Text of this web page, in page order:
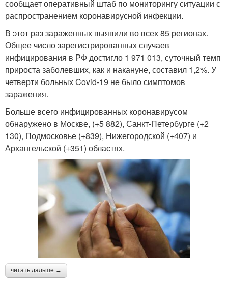
сообщает оперативный штаб по мониторингу ситуации с
распространением коронавирусной инфекции.
В этот раз зараженных выявили во всех 85 регионах.
Общее число зарегистрированных случаев
инфицирования в РФ достигло 1 971 013, суточный темп
прироста заболевших, как и накануне, составил 1,2%. У
четверти больных Covid-19 не было симптомов
заражения.
Больше всего инфицированных коронавирусом
обнаружено в Москве, (+5 882), Санкт-Петербурге (+2
130), Подмосковье (+839), Нижегородской (+407) и
Архангельской (+351) областях.
читать дальше →